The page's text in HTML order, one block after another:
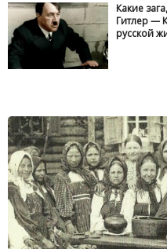
Какие
Гитлер —
русской